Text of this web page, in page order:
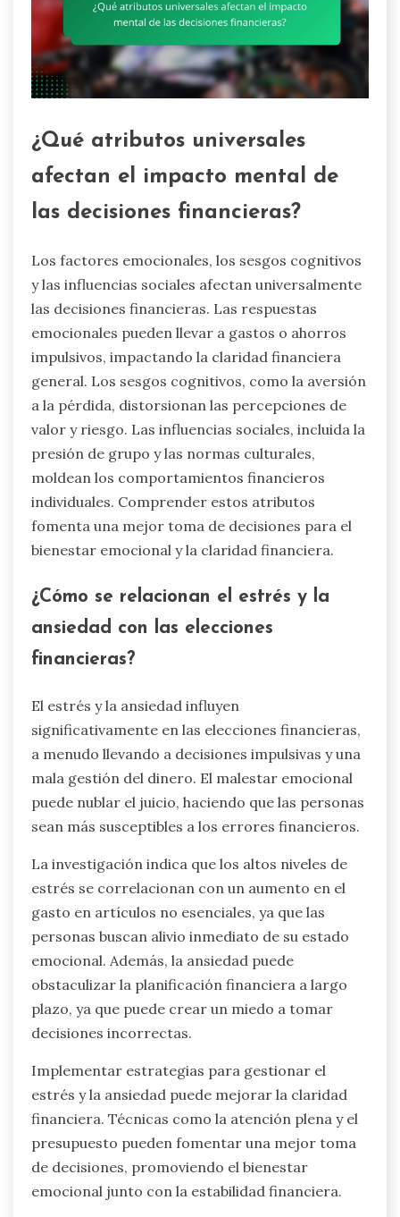
¿Qué atributos universales
afectan el impacto mental de
las decisiones financieras?
Los factores emocionales, los sesgos cognitivos
y las influencias sociales afectan universalmente
las decisiones financieras. Las respuestas
emocionales pueden llevar a gastos o ahorros
impulsivos, impactando la claridad financiera
general. Los sesgos cognitivos, como la aversión
a la pérdida, distorsionan las percepciones de
valor y riesgo. Las influencias sociales, incluida la
presión de grupo y las normas culturales,
moldean los comportamientos financieros
individuales. Comprender estos atributos
fomenta una mejor toma de decisiones para el
bienestar emocional y la claridad financiera.
¿Cómo se relacionan el estrés y la
ansiedad con las elecciones
financieras?
El estrés y la ansiedad influyen
significativamente en las elecciones financieras,
a menudo llevando a decisiones impulsivas y una
mala gestión del dinero. El malestar emocional
puede nublar el juicio, haciendo que las personas
sean más susceptibles a los errores financieros.
La investigación indica que los altos niveles de
estrés se correlacionan con un aumento en el
gasto en artículos no esenciales, ya que las
personas buscan alivio inmediato de su estado
emocional. Además, la ansiedad puede
obstaculizar la planificación financiera a largo
plazo, ya que puede crear un miedo a tomar
decisiones incorrectas.
Implementar estrategias para gestionar el
estrés y la ansiedad puede mejorar la claridad
financiera. Técnicas como la atención plena y el
presupuesto pueden fomentar una mejor toma
de decisiones, promoviendo el bienestar
emocional junto con la estabilidad financiera.